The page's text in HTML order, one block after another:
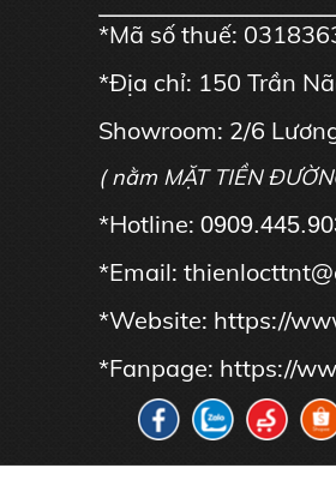
*Mã số thuế:
*Địa chỉ: 150 Trần
Showroom: 2/6
( nằm MẶT TIỀN
*Hotline:
*Email:
*Website: https://
*Fanpage: https://